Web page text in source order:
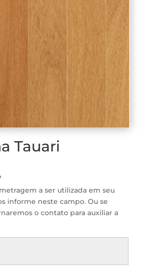
Tauari
a ser utilizada em seu
informe neste campo. Ou se
o contato para auxiliar a